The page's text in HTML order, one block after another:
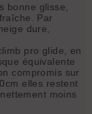
bonne glisse,
Par
dure,
pro glide, en
équivalente
compromis sur
elles restent
moins